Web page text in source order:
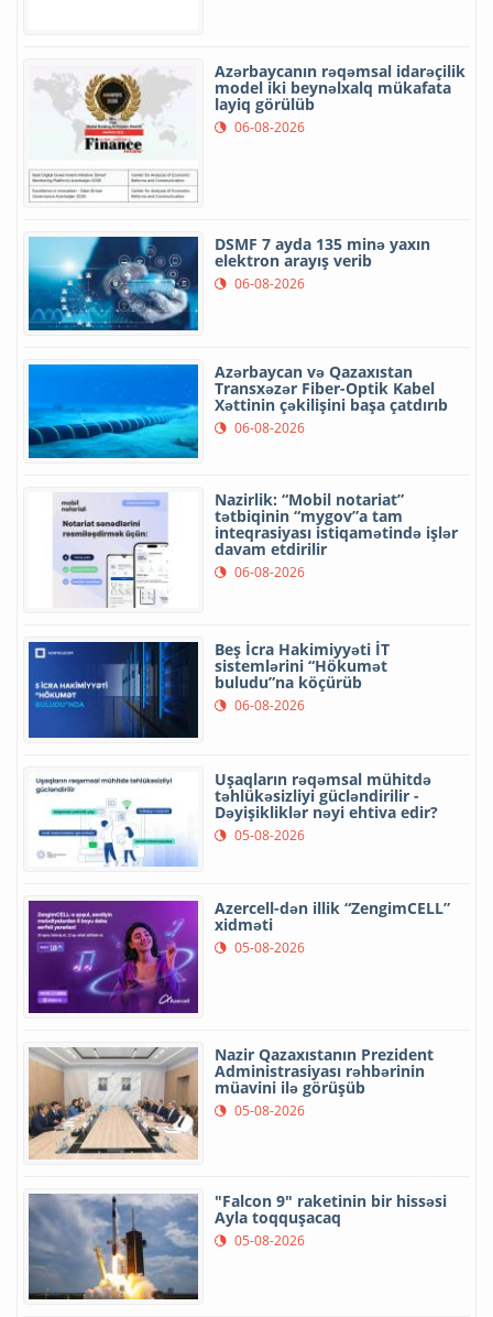
Azərbaycanın rəqəmsal idarəçilik
model iki beynəlxalq mükafata
layiq görülüb
06-08-2026
DSMF 7 ayda 135 minə yaxın
elektron arayış verib
06-08-2026
Azərbaycan və Qazaxıstan
Transxəzər Fiber-Optik Kabel
Xəttinin çəkilişini başa çatdırıb
06-08-2026
Nazirlik: “Mobil notariat”
tətbiqinin “mygov”a tam
inteqrasiyası istiqamətində işlər
davam etdirilir
06-08-2026
Beş İcra Hakimiyyəti İT
sistemlərini “Hökumət
buludu”na köçürüb
06-08-2026
Uşaqların rəqəmsal mühitdə
təhlükəsizliyi gücləndirilir -
Dəyişikliklər nəyi ehtiva edir?
05-08-2026
Azercell-dən illik “ZengimCELL”
xidməti
05-08-2026
Nazir Qazaxıstanın Prezident
Administrasiyası rəhbərinin
müavini ilə görüşüb
05-08-2026
"Falcon 9" raketinin bir hissəsi
Ayla toqquşacaq
05-08-2026